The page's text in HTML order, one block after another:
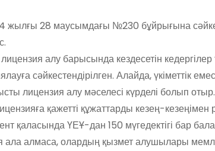
жылғы 28 маусымдағы №230 бұйрығына
алу барысында кездесетін
сәйкестендірілген. Алайда, үкіметтік
лицензия алу мәселесі күрделі болып отыр.
қажетті құжаттарды кезең-кезеңімен
қаласында ҮЕҰ-дан 150 мүгедектігі бар
ала алмаса, олардың қызмет алушылары